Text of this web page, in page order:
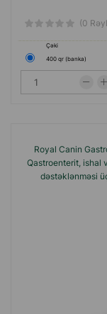
(0
Çəki
400 qr (banka)
Royal Canin
Qastroenterit, ishal
dəstəklənməsi